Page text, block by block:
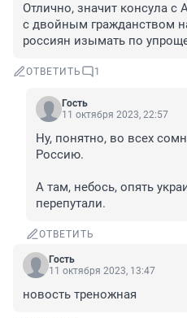
Отлично, значит консула с
с двойным гражданством
россиян изымать по
ОТВЕТИТЬ 1
Гость
11 октября 2023, 22:57
Ну, понятно, во всех
Россию.
А там, небось, опять
перепутали.
ОТВЕТИТЬ
Гость
11 октября 2023, 13:47
новость треножная